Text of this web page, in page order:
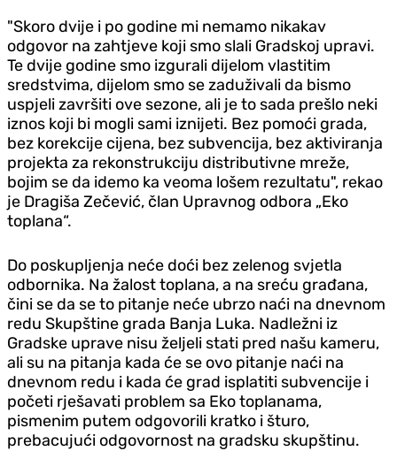
"Skoro dvije i po godine mi nemamo nikakav
odgovor na zahtjeve koji smo slali Gradskoj upravi.
Te dvije godine smo izgurali dijelom vlastitim
sredstvima, dijelom smo se zaduživali da bismo
uspjeli završiti ove sezone, ali je to sada prešlo neki
iznos koji bi mogli sami iznijeti. Bez pomoći grada,
bez korekcije cijena, bez subvencija, bez aktiviranja
projekta za rekonstrukciju distributivne mreže,
bojim se da idemo ka veoma lošem rezultatu", rekao
je Dragiša Zečević, član Upravnog odbora „Eko
toplana“.
Do poskupljenja neće doći bez zelenog svjetla
odbornika. Na žalost toplana, a na sreću građana,
čini se da se to pitanje neće ubrzo naći na dnevnom
redu Skupštine grada Banja Luka. Nadležni iz
Gradske uprave nisu željeli stati pred našu kameru,
ali su na pitanja kada će se ovo pitanje naći na
dnevnom redu i kada će grad isplatiti subvencije i
početi rješavati problem sa Eko toplanama,
pismenim putem odgovorili kratko i šturo,
prebacujući odgovornost na gradsku skupštinu.